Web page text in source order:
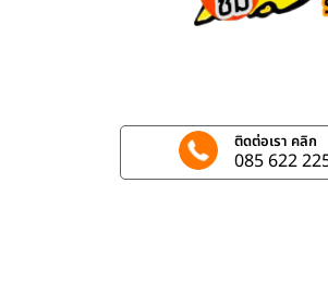
ติดต่อเรา คลิก
085 622